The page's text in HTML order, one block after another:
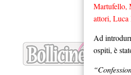
Martufello,
attori, Luca
Ad
ospiti, è